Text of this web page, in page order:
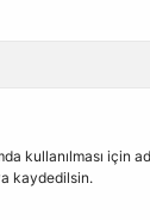
kullanılması için
kaydedilsin.